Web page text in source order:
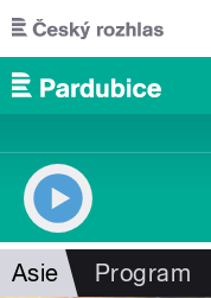
Přejít k hlavnímu obsahu
Asie Program